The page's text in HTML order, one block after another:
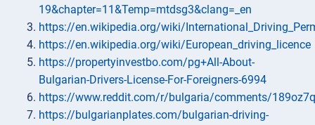
19&chapter=11&Temp=mtdsg3&clang=_en
https://en.wikipedia.org/wiki/
https://en.wikipedia.org/wiki/European_driving_licence
https://propertyinvestbo.com/pg+All-About-
Bulgarian-Drivers-License-For-Foreigners-6994
https://www.reddit.com/r/bulgaria/comments/
https://bulgarianplates.com/bulgarian-driving-